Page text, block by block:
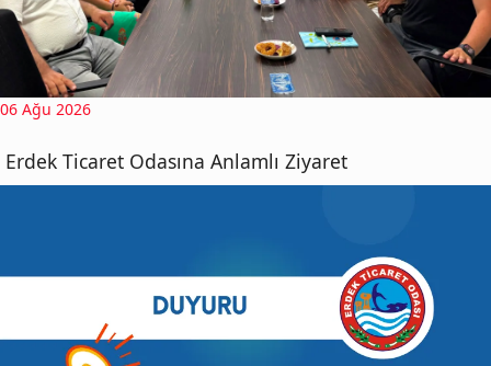
06 Ağu 2026
Erdek Ticaret Odasına Anlamlı Ziyaret